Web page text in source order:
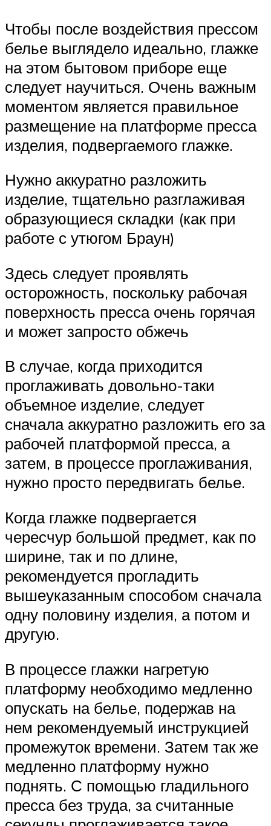
Чтобы после воздействия прессом
белье выглядело идеально, глажке
на этом бытовом приборе еще
следует научиться. Очень важным
моментом является правильное
размещение на платформе пресса
изделия, подвергаемого глажке.
Нужно аккуратно разложить
изделие, тщательно разглаживая
образующиеся складки (как при
работе с утюгом Браун)
Здесь следует проявлять
осторожность, поскольку рабочая
поверхность пресса очень горячая
и может запросто обжечь
В случае, когда приходится
проглаживать довольно-таки
объемное изделие, следует
сначала аккуратно разложить его за
рабочей платформой пресса, а
затем, в процессе проглаживания,
нужно просто передвигать белье.
Когда глажке подвергается
чересчур большой предмет, как по
ширине, так и по длине,
рекомендуется прогладить
вышеуказанным способом сначала
одну половину изделия, а потом и
другую.
В процессе глажки нагретую
платформу необходимо медленно
опускать на белье, подержав на
нем рекомендуемый инструкцией
промежуток времени. Затем так же
медленно платформу нужно
поднять. С помощью гладильного
пресса без труда, за считанные